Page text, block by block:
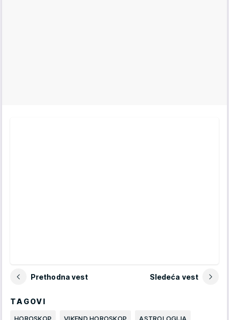
Prethodna vest Sledeća vest
TAGOVI